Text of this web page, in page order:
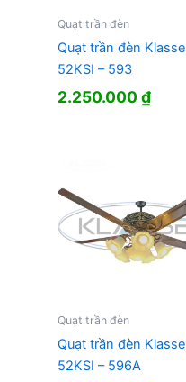
Quạt trần đèn
Quạt trần đèn Klasse
52KSI – 593
2.250.000₫
Quạt trần đèn
Quạt trần đèn Klasse
52KSI – 596A